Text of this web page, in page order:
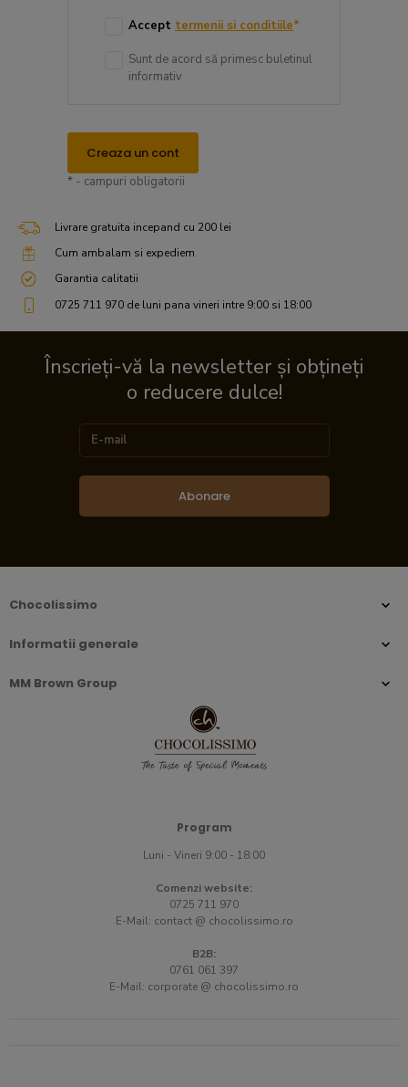
Accept termenii si conditiile*
Sunt de acord să primesc buletinul
informativ
Creaza un cont
* - campuri obligatorii
Livrare gratuita incepand cu 200 lei
Cum ambalam si expediem
Garantia calitatii
0725 711 970 de luni pana vineri intre 9:00 si 18:00
Înscrieți-vă la newsletter și obțineți
o reducere dulce!
Abonare
Chocolissimo
Informatii generale
MM Brown Group
Program
Luni - Vineri 9:00 - 18:00
Comenzi website:
0725 711 970
E-Mail: contact @ chocolissimo.ro
B2B:
0761 061 397
E-Mail: corporate @ chocolissimo.ro